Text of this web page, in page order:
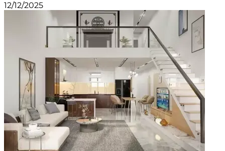
12/12/2025